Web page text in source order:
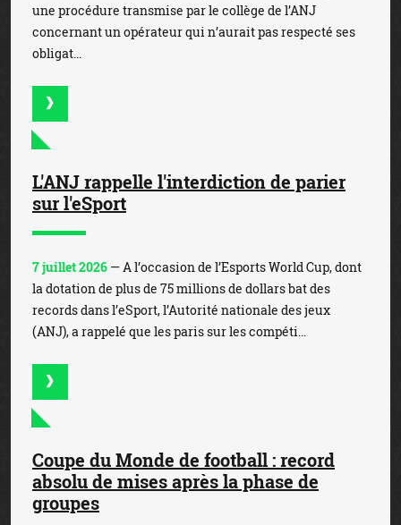
une procédure transmise par le collège de l’ANJ
concernant un opérateur qui n’aurait pas respecté ses
obligat...
L'ANJ rappelle l'interdiction de parier
sur l'eSport
7 juillet 2026 — A l’occasion de l’Esports World Cup, dont
la dotation de plus de 75 millions de dollars bat des
records dans l’eSport, l’Autorité nationale des jeux
(ANJ), a rappelé que les paris sur les compéti...
Coupe du Monde de football : record
absolu de mises après la phase de
groupes